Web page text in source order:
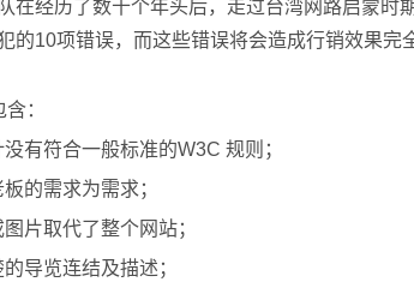
在经历了数十个年头后，走过台湾网路启蒙
的10项错误，而这些错误将会造成行销效果完
：
有符合一般标准的W3C 规则；
的需求为需求；
片取代了整个网站；
导览连结及描述；